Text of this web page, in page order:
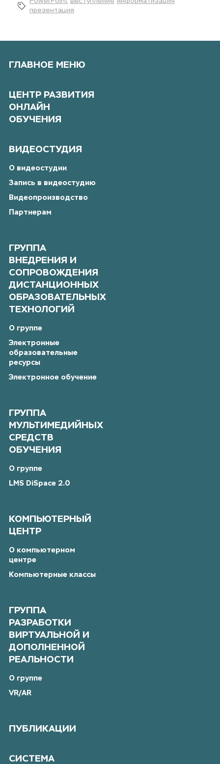
презентация
ГЛАВНОЕ МЕНЮ
ЦЕНТР РАЗВИТИЯ
ОНЛАЙН
ОБУЧЕНИЯ
ВИДЕОСТУДИЯ
О видеостудии
Запись в видеостудию
Видеопроизводство
Партнерам
ГРУППА
ВНЕДРЕНИЯ И
СОПРОВОЖДЕНИЯ
ДИСТАНЦИОННЫХ
ОБРАЗОВАТЕЛЬНЫХ
ТЕХНОЛОГИЙ
О группе
Электронные
образовательные
ресурсы
Электронное обучение
ГРУППА
МУЛЬТИМЕДИЙНЫХ
СРЕДСТВ
ОБУЧЕНИЯ
О группе
LMS DiSpace 2.0
КОМПЬЮТЕРНЫЙ
ЦЕНТР
О компьютерном
центре
Компьютерные классы
ГРУППА
РАЗРАБОТКИ
ВИРТУАЛЬНОЙ И
ДОПОЛНЕННОЙ
РЕАЛЬНОСТИ
О группе
VR/AR
ПУБЛИКАЦИИ
СИСТЕМА